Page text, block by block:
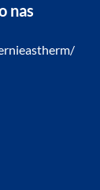
nas